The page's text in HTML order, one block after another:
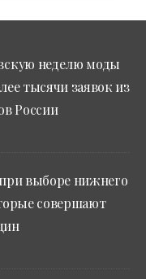
неделю моды
тысячи заявок из
России
выборе нижнего
совершают